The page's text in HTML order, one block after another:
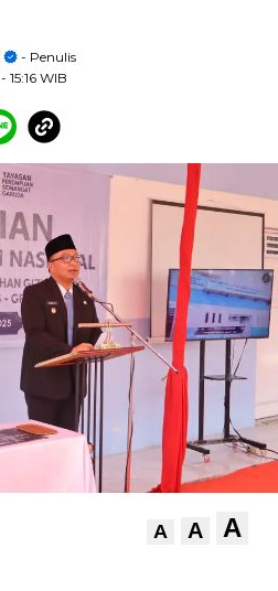
- Penulis
- 15:16 WIB
A A A